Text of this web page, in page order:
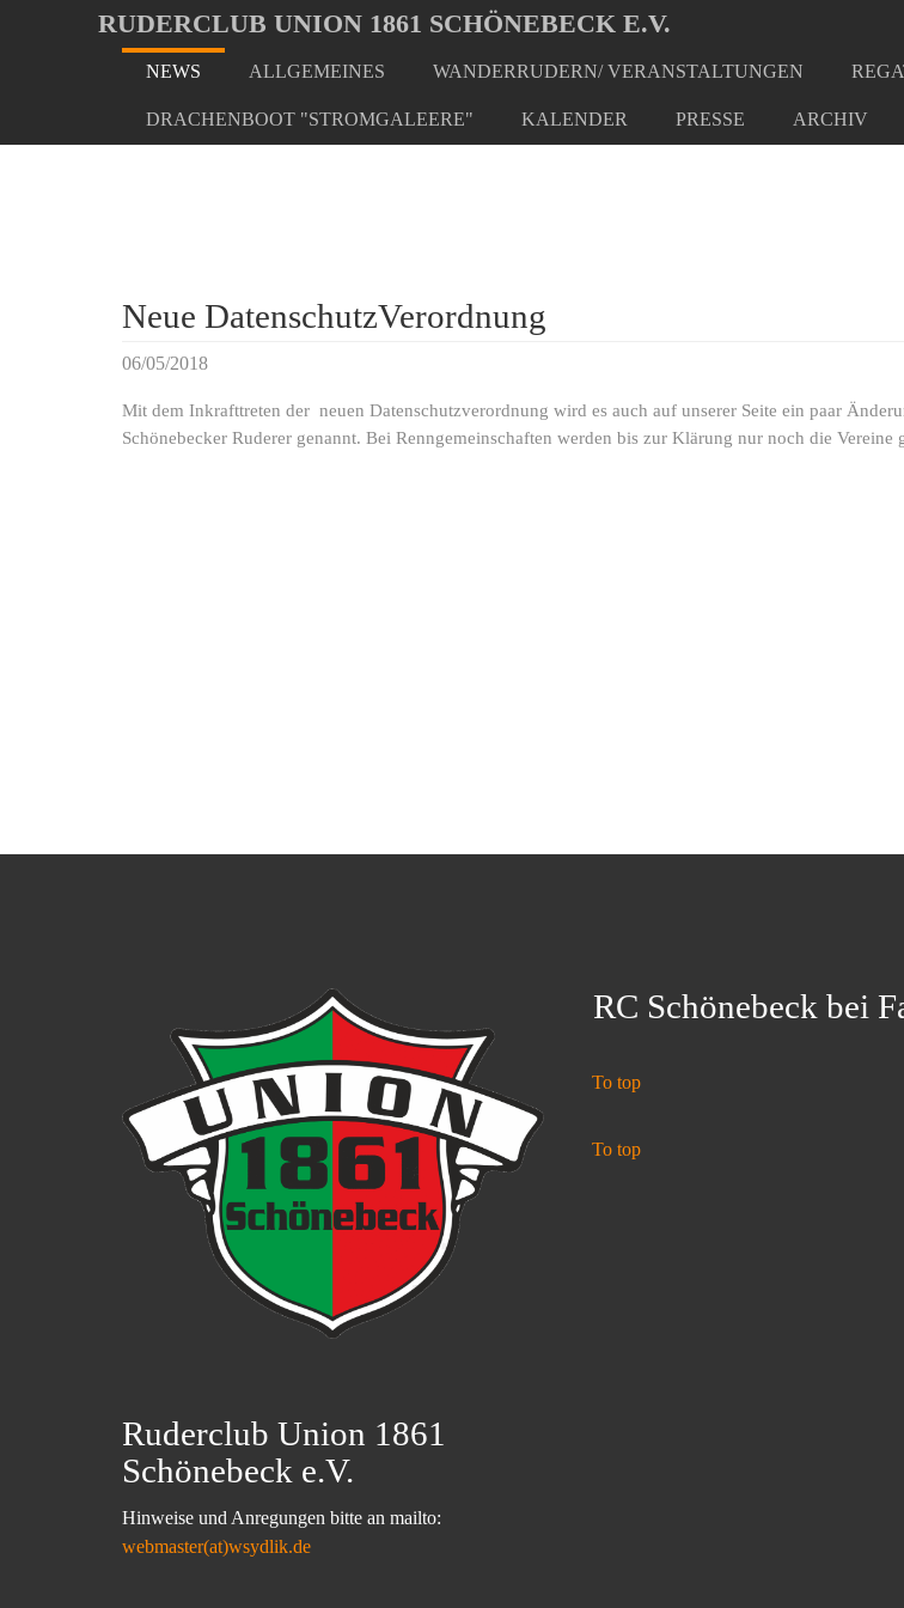
Oops, an error occurred! Code: 20260806131624442a8318
main
RUDERCLUB UNION 1861 SCHÖNEBECK E.V.
NEWS ALLGEMEINES WANDERRUDERN/ VERANSTALTUNGEN
DRACHENBOOT "STROMGALEERE" KALENDER PRESSE ARCHIV
here:
Neue DatenschutzVerordnung
06/05/2018
Mit dem Inkrafttreten der neuen Datenschutzverordnung wird es auch auf unserer Seite ein paar
Schönebecker Ruderer genannt. Bei Renngemeinschaften werden bis zur Klärung nur noch die Vereine
Ruderclub Union 1861
Schönebeck e.V.
Hinweise und Anregungen bitte an mailto:
webmaster(at)wsydlik.de
RC Schönebeck bei
To top
To top